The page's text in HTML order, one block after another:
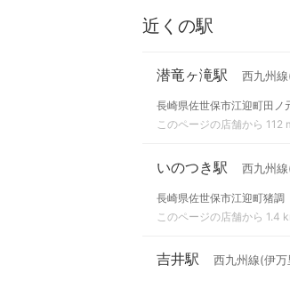
近くの駅
潜竜ヶ滝駅 西九州
長崎県佐世保市江迎町田ノ
このページの店舗から 112
いのつき駅 西九州
長崎県佐世保市江迎町猪調
このページの店舗から 1.4
吉井駅 西九州線(伊